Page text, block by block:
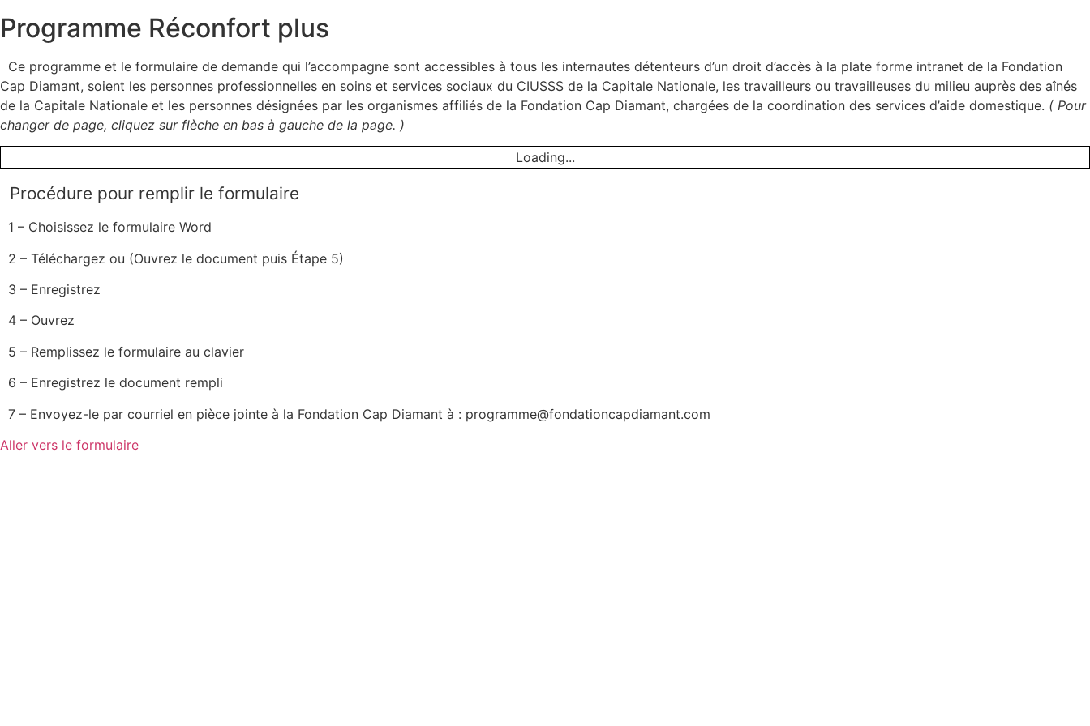
Programme Réconfort plus
Ce programme et le formulaire de demande qui l’accompagne sont accessibles à tous les internautes détenteurs d’un droit d’accès à la plate forme intranet de la Fondation
Cap Diamant, soient les personnes professionnelles en soins et services sociaux du CIUSSS de la Capitale Nationale, les travailleurs ou travailleuses du milieu auprès des aînés
de la Capitale Nationale et les personnes désignées par les organismes affiliés de la Fondation Cap Diamant, chargées de la coordination des services d’aide domestique. ( Pour
changer de page, cliquez sur flèche en bas à gauche de la page. )
Loading...
Procédure pour remplir le formulaire
1 – Choisissez le formulaire Word
2 – Téléchargez ou (Ouvrez le document puis Étape 5)
3 – Enregistrez
4 – Ouvrez
5 – Remplissez le formulaire au clavier
6 – Enregistrez le document rempli
7 – Envoyez-le par courriel en pièce jointe à la Fondation Cap Diamant à : programme@fondationcapdiamant.com
Aller vers le formulaire